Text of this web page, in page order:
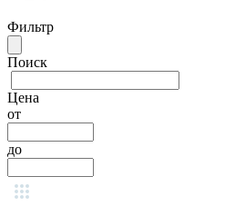
Фильтр
Поиск
Цена
от
до